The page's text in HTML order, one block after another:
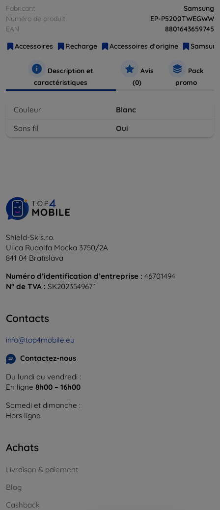
Fabricant
Samsung
Numéro de produit
EP-P5200TWEGWW
EAN
8801643659745
Accessoires
Recharge Accessoires d'origine
Description et
caractéristiques
Avis
(0)
Pack
promo
Couleur
Blanc
Sans fil
Oui
Shield-Sk s.r.o.
Ulica Rudolfa Mocka 3750/2A
841 04 Bratislava
Numéro d’identification d’entreprise : 46701494
N° de TVA : SK2023549671
Contacts
info@top4mobile.eu
Contactez-nous
Du lundi au vendredi :
En ligne 8h00 – 16h00
Samedi et dimanche :
Hors ligne
Achats
Livraison & paiement
Blog
Cashback